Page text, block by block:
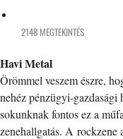
2148 MEGTEKINTÉS
Havi Metal
Örömmel veszem észre,
nehéz pénzügyi-gazdasági
sokunknak fontos ez a
zenehallgatás. A rockzene